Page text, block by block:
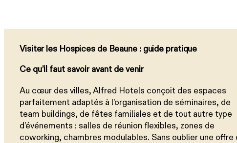
Visiter les Hospices de Beaune : guide pratique
Ce qu’il faut savoir avant de venir
Au cœur des villes, Alfred Hotels conçoit des espaces
parfaitement adaptés à l’organisation de séminaires, de
team buildings, de fêtes familiales et de tout autre type
d’événements : salles de réunion flexibles, zones de
coworking, chambres modulables. Sans oublier une offre